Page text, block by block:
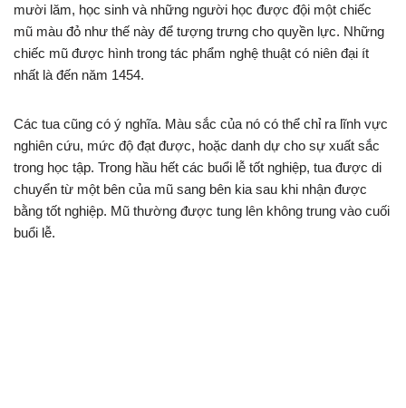
mười lăm, học sinh và những người học được đội một chiếc
mũ màu đỏ như thế này để tượng trưng cho quyền lực. Những
chiếc mũ được hình trong tác phẩm nghệ thuật có niên đại ít
nhất là đến năm 1454.
Các tua cũng có ý nghĩa. Màu sắc của nó có thể chỉ ra lĩnh vực
nghiên cứu, mức độ đạt được, hoặc danh dự cho sự xuất sắc
trong học tập. Trong hầu hết các buổi lễ tốt nghiệp, tua được di
chuyển từ một bên của mũ sang bên kia sau khi nhận được
bằng tốt nghiệp. Mũ thường được tung lên không trung vào cuối
buổi lễ.